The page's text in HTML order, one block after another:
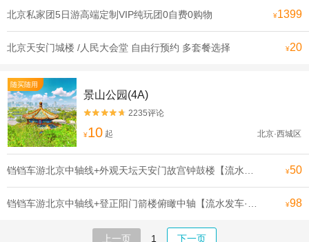
北京私家团5日游高端定制VIP纯玩团0自费0购物 ¥1399
北京天安门城楼 /人民大会堂 自由行预约 多套餐选择 ¥20
随买随用
景山公园(4A)

 2235评论
¥10 起 北京·西城区
¥50
¥98
上一页 1 下一页